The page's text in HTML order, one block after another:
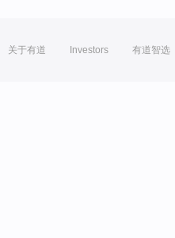
关于有道 Investors 有道智选